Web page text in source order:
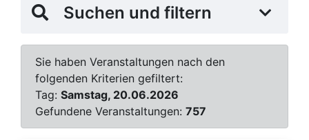
Suchen und filtern
Sie haben Veranstaltungen nach den
folgenden Kriterien gefiltert:
Tag: Samstag, 20.06.2026
Gefundene Veranstaltungen: 757